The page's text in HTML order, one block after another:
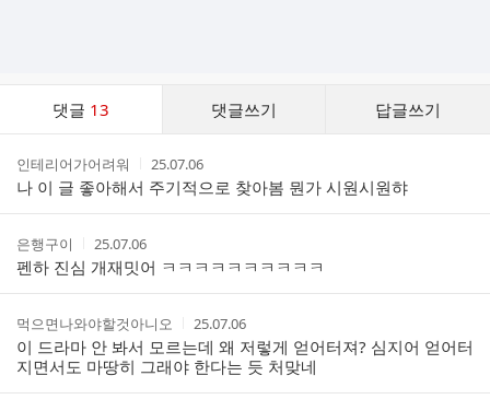
댓글 13 댓글쓰기 답글쓰기
스
작
성
자
인테리어가어려워
작
성
시
간
25.07.06
나 이 글 좋아해서 주기적으로 찾아봄 뭔가 시원시원햐
작
성
자
은행구이
작
성
시
간
25.07.06
펜하 진심 개재밋어 ㅋㅋㅋㅋㅋㅋㅋㅋㅋㅋ
작
성
자
먹으면나와야할것아니오
작
성
시
간
25.07.06
이 드라마 안 봐서 모르는데 왜 저렇게 얻어터져? 심지어 얻어터
지면서도 마땅히 그래야 한다는 듯 처맞네